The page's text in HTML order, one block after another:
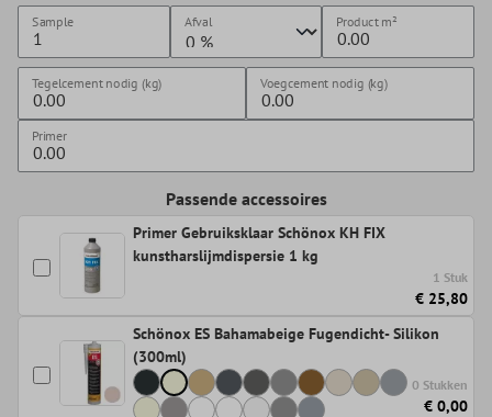
Sample Afval Productm²
Tegelcement nodig (kg) Voegcement nodig (kg)
Primer
Passende accessoires
Primer Gebruiksklaar Schönox KH FIX
kunstharslijmdispersie 1 kg
1 Stuk
€ 25,80
Schönox ES Bahamabeige Fugendicht- Silikon
(300ml)
0 Stukken
€ 0,00